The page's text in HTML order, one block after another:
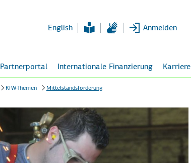
English Anmelden
Partnerportal Internationale Finanzierung Karriere
KfW-Themen Mittelstandsförderung